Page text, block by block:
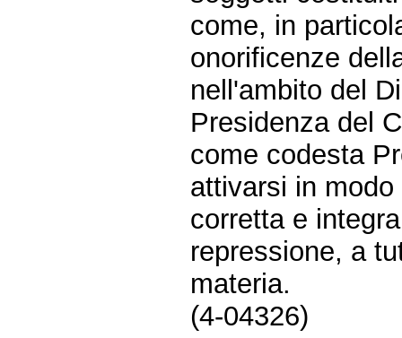
come, in
onorificenze
nell'ambito del
Presidenza del
come codesta
attivarsi in
corretta e
repressione, a
materia.
(4-04326)